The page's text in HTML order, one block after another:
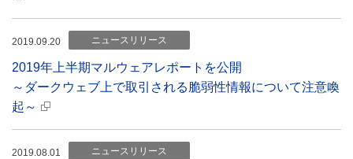
2019.09.20 ニュースリリース
2019年上半期マルウェアレポートを公開
～ダークウェブ上で取引される脆弱性情報について注意喚
起～
2019.08.01 ニュースリリース